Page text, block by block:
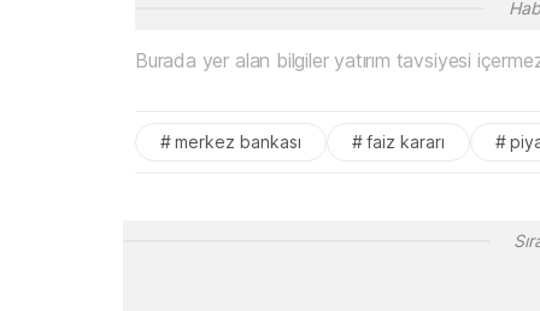
Burada yer alan bilgiler yatırım tavsiyesi
merkez bankası faiz kararı